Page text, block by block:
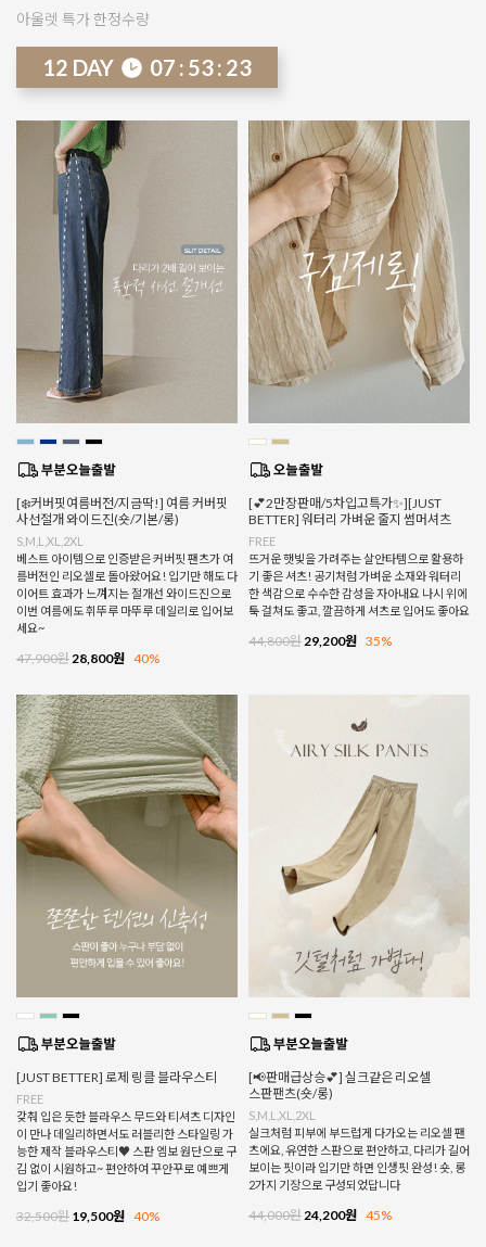
아울렛 특가 한정수량
12 DAY 07 : 53: 18
[❄️커버핏여름버전/지금딱!] 여름 커버핏
사선절개 와이드진(숏/기본/롱)
S,M,L,XL,2XL
베스트 아이템으로 인증받은 커버핏 팬츠가 여
름버전인 리오셀로 돌아왔어요! 입기만 해도 다
이어트 효과가 느껴지는 절개선 와이드진으로
이번 여름에도 휘뚜루 마뚜루 데일리로 입어보
세요~
47,900원 28,800원 40%
[💕2만장판매/5차입고특가✨][JUST
BETTER] 워터리 가벼운 줄지 썸머셔츠
FREE
뜨거운 햇빛을 가려주는 살안타템으로 활용하
기 좋은 셔츠! 공기처럼 가벼운 소재와 워터리
한 색감으로 수수한 감성을 자아내요 나시 위에
툭 걸쳐도 좋고, 깔끔하게 셔츠로 입어도 좋아요
44,800원 29,200원 35%
[JUST BETTER] 로제 링클 블라우스티
FREE
갖춰 입은 듯한 블라우스 무드와 티셔츠 디자인
이 만나 데일리하면서도 러블리한 스타일링 가
능한 제작 블라우스티♥ 스판 엠보 원단으로 구
김 없이 시원하고~ 편안하여 꾸안꾸로 예쁘게
입기 좋아요!
32,500원 19,500원 40%
[📢판매급상승💕] 실크같은 리오셀
스판팬츠(숏/롱)
S,M,L,XL,2XL
실크처럼 피부에 부드럽게 다가오는 리오셀 팬
츠에요, 유연한 스판으로 편안하고, 다리가 길어
보이는 핏이라 입기만 하면 인생핏 완성! 숏, 롱
2가지 기장으로 구성되었답니다
44,000원 24,200원 45%